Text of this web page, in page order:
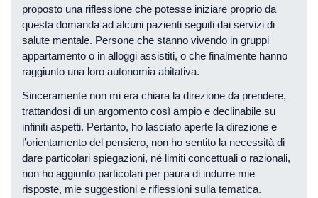
proposto una riflessione che potesse iniziare proprio da
questa domanda ad alcuni pazienti seguiti dai servizi di
salute mentale. Persone che stanno vivendo in gruppi
appartamento o in alloggi assistiti, o che finalmente hanno
raggiunto una loro autonomia abitativa.
Sinceramente non mi era chiara la direzione da prendere,
trattandosi di un argomento così ampio e declinabile su
infiniti aspetti. Pertanto, ho lasciato aperte la direzione e
l’orientamento del pensiero, non ho sentito la necessità di
dare particolari spiegazioni, né limiti concettuali o razionali,
non ho aggiunto particolari per paura di indurre mie
risposte, mie suggestioni e riflessioni sulla tematica.